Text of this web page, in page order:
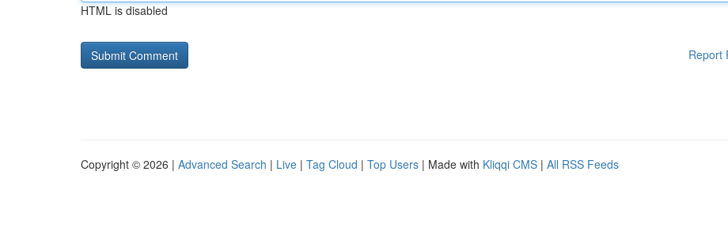
HTML is disabled
Report
Copyright © 2026 | Advanced Search | Live | Tag Cloud | Top Users | Made with Kliqqi CMS | All RSS Feeds